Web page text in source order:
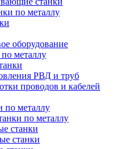
по металлу
оборудование
металлу
РВД и труб
проводов и кабелей
по металлу
по металлу
станки
станки